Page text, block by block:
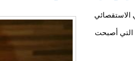
الاستقصائي
التي أصبحت